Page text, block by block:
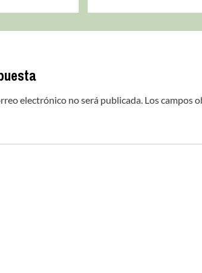
electrónico no será publicada. Los campos